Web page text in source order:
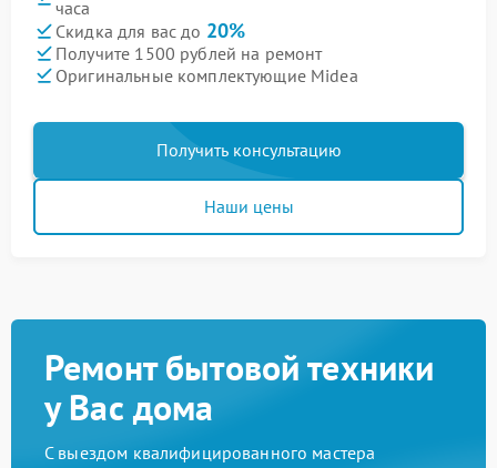
часа
Скидка для вас до 20%
Получите 1500 рублей на ремонт
Оригинальные комплектующие Midea
Получить консультацию
Наши цены
Ремонт бытовой техники
у Вас дома
С выездом квалифицированного мастера